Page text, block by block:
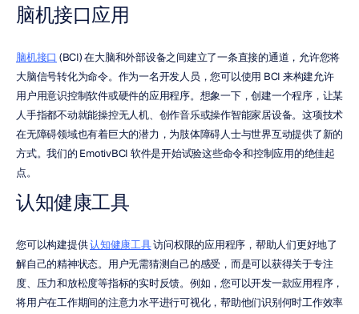
脑机接口应用
脑机接口 (BCI) 在大脑和外部设备之间建立了一条直接的通道，允许您将
大脑信号转化为命令。作为一名开发人员，您可以使用 BCI 来构建允许
用户用意识控制软件或硬件的应用程序。想象一下，创建一个程序，让某
人手指都不动就能操控无人机、创作音乐或操作智能家居设备。这项技术
在无障碍领域也有着巨大的潜力，为肢体障碍人士与世界互动提供了新的
方式。我们的 EmotivBCI 软件是开始试验这些命令和控制应用的绝佳起
点。
认知健康工具
您可以构建提供 认知健康工具 访问权限的应用程序，帮助人们更好地了
解自己的精神状态。用户无需猜测自己的感受，而是可以获得关于专注
度、压力和放松度等指标的实时反馈。例如，您可以开发一款应用程序，
将用户在工作期间的注意力水平进行可视化，帮助他们识别何时工作效率